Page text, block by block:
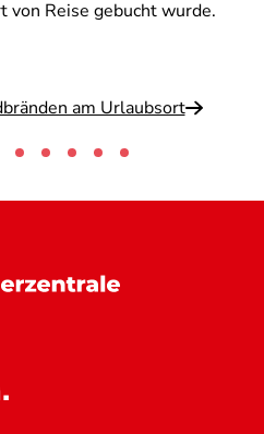
von Reise gebucht wurde.
am Urlaubsort